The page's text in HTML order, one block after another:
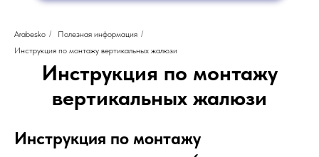
Arabesko / Полезная информация /
Инструкция по монтажу вертикальных жалюзи
Инструкция по монтажу
вертикальных жалюзи
Инструкция по монтажу